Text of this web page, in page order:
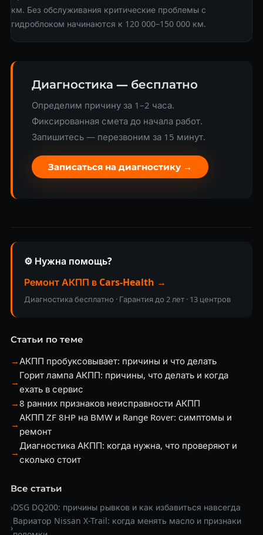
км. Без обслуживания критические проблемы с
гидроблоком начинаются к 120 000–150 000 км.
Диагностика — бесплатно
Определим причину за 1–2 часа.
Фиксированная смета до начала работ.
Запишитесь — перезвоним за 15 минут.
Записаться на диагностику →
⚙️ Нужна помощь?
Ремонт АКПП в Cars-Health →
Диагностика бесплатно · Гарантия до 2 лет · 13 центров
Статьи по теме
→АКПП пробуксовывает: причины и что делать
→
Горит лампа АКПП: причины, что делать и когда
ехать в сервис
→8 ранних признаков неисправности АКПП
→
АКПП ZF 8HP на BMW и Range Rover: симптомы и
ремонт
→
Диагностика АКПП: когда нужна, что проверяют и
сколько стоит
Все статьи
›DSG DQ200: причины рывков и как избавиться навсегда
›
Вариатор Nissan X-Trail: когда менять масло и признаки